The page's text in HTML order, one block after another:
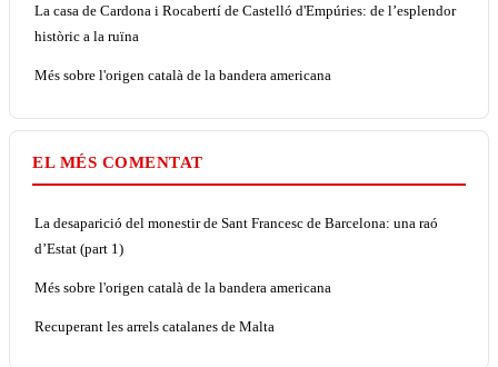
La casa de Cardona i Rocabertí de Castelló d'Empúries: de l’esplendor
històric a la ruïna
Més sobre l'origen català de la bandera americana
EL MÉS COMENTAT
La desaparició del monestir de Sant Francesc de Barcelona: una raó
d’Estat (part 1)
Més sobre l'origen català de la bandera americana
Recuperant les arrels catalanes de Malta